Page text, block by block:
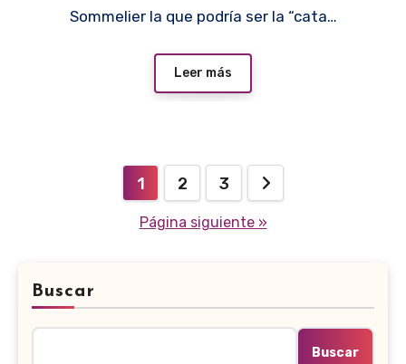
Sommelier la que podría ser la “cata…
Leer más
Paginación
1 2 3
Página siguiente »
Buscar
Buscar